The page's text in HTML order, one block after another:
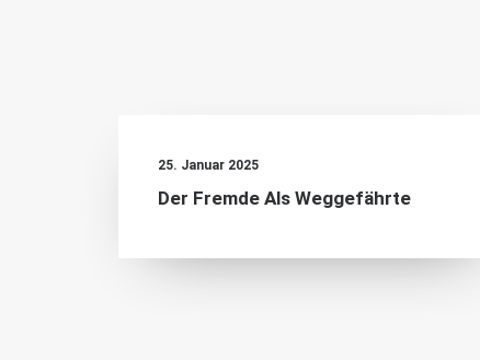
25. Januar 2025
Der Fremde Als Weggefährte